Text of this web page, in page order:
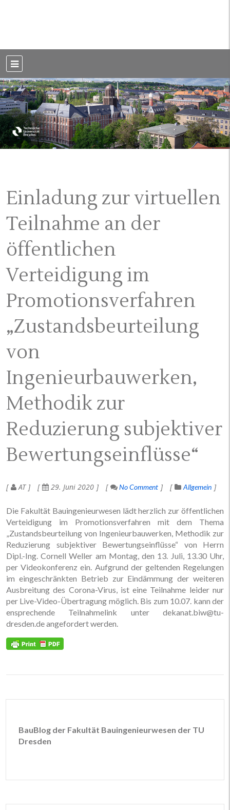
Dresden
Einladung zur virtuellen
Teilnahme an der
öffentlichen
Verteidigung im
Promotionsverfahren
„Zustandsbeurteilung
von
Ingenieurbauwerken,
Methodik zur
Reduzierung subjektiver
Bewertungseinflüsse“
AT 29. Juni 2020 No Comment Allgemein
Die Fakultät Bauingenieurwesen lädt herzlich zur öffentlichen
Verteidigung im Promotionsverfahren mit dem Thema
„Zustandsbeurteilung von Ingenieurbauwerken, Methodik zur
Reduzierung subjektiver Bewertungseinflüsse“ von Herrn
Dipl.-Ing. Cornell Weller am Montag, den 13. Juli, 13.30 Uhr,
per Videokonferenz ein. Aufgrund der geltenden Regelungen
im eingeschränkten Betrieb zur Eindämmung der weiteren
Ausbreitung des Corona-Virus, ist eine Teilnahme leider nur
per Live-Video-Übertragung möglich. Bis zum 10.07. kann der
ensprechende Teilnahmelink unter dekanat.biw@tu-
dresden.de angefordert werden.
BauBlog der Fakultät Bauingenieurwesen der TU
Dresden